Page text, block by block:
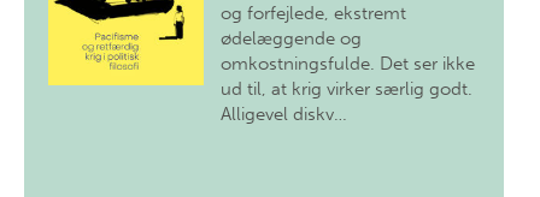
og forfejlede, ekstremt
ødelæggende og
omkostningsfulde. Det ser ikke
ud til, at krig virker særlig godt.
Alligevel diskv…